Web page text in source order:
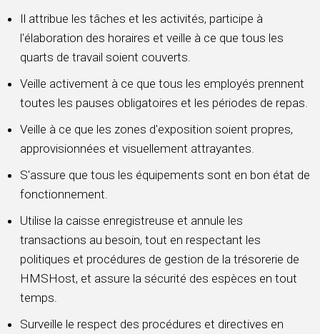
Il attribue les tâches et les activités, participe à
l'élaboration des horaires et veille à ce que tous les
quarts de travail soient couverts.
Veille activement à ce que tous les employés prennent
toutes les pauses obligatoires et les périodes de repas.
Veille à ce que les zones d'exposition soient propres,
approvisionnées et visuellement attrayantes.
S'assure que tous les équipements sont en bon état de
fonctionnement.
Utilise la caisse enregistreuse et annule les
transactions au besoin, tout en respectant les
politiques et procédures de gestion de la trésorerie de
HMSHost, et assure la sécurité des espèces en tout
temps.
Surveille le respect des procédures et directives en